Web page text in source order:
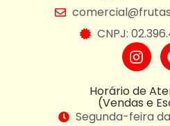
CNPJ:
Horário de
(Vendas e
Segunda-feira